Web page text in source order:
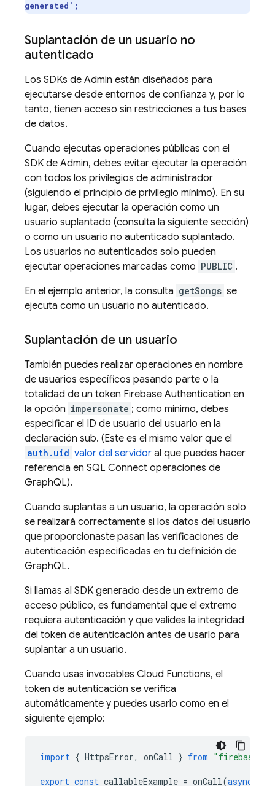
generated';
Suplantación de un usuario no
autenticado
Los SDKs de Admin están diseñados para
ejecutarse desde entornos de confianza y, por lo
tanto, tienen acceso sin restricciones a tus bases
de datos.
Cuando ejecutas operaciones públicas con el
SDK de Admin, debes evitar ejecutar la operación
con todos los privilegios de administrador
(siguiendo el principio de privilegio mínimo). En su
lugar, debes ejecutar la operación como un
usuario suplantado (consulta la siguiente sección)
o como un usuario no autenticado suplantado.
Los usuarios no autenticados solo pueden
ejecutar operaciones marcadas como PUBLIC .
En el ejemplo anterior, la consulta getSongs se
ejecuta como un usuario no autenticado.
Suplantación de un usuario
También puedes realizar operaciones en nombre
de usuarios específicos pasando parte o la
totalidad de un token Firebase Authentication en
la opción impersonate ; como mínimo, debes
especificar el ID de usuario del usuario en la
declaración sub. (Este es el mismo valor que el
auth.uid valor del servidor al que puedes hacer
referencia en SQL Connect operaciones de
GraphQL).
Cuando suplantas a un usuario, la operación solo
se realizará correctamente si los datos del usuario
que proporcionaste pasan las verificaciones de
autenticación especificadas en tu definición de
GraphQL.
Si llamas al SDK generado desde un extremo de
acceso público, es fundamental que el extremo
requiera autenticación y que valides la integridad
del token de autenticación antes de usarlo para
suplantar a un usuario.
Cuando usas invocables Cloud Functions, el
token de autenticación se verifica
automáticamente y puedes usarlo como en el
siguiente ejemplo:
import { HttpsError, onCall } from "firebase-
export const callableExample = onCall(async